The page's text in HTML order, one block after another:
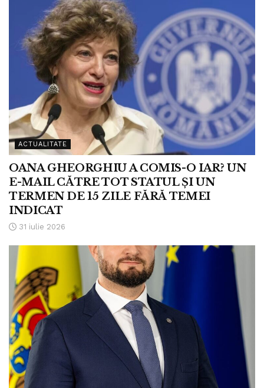
ACTUALITATE
OANA GHEORGHIU A COMIS-O IAR? UN
E-MAIL CĂTRE TOT STATUL ȘI UN
TERMEN DE 15 ZILE FĂRĂ TEMEI
INDICAT
31 iulie 2026